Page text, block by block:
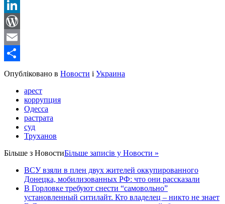
Reddit
LinkedIn
WordPress
Email
Share
Опубліковано в Новости і Украина
арест
коррупция
Одесса
растрата
суд
Труханов
Більше з НовостиБільше записів у Новости »
ВСУ взяли в плен двух жителей оккупированного
Донецка, мобилизованных РФ: что они рассказали
В Горловке требуют снести “самовольно”
установленный ситилайт. Кто владелец – никто не знает